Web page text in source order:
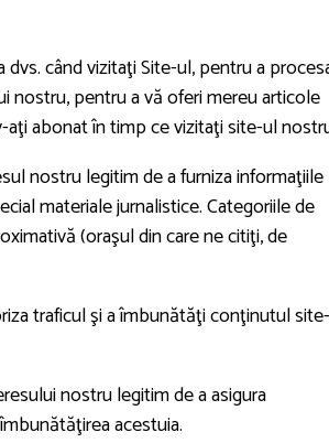
când vizitaţi Site-ul, pentru a
nostru, pentru a vă oferi mereu articole
abonat în timp ce vizitaţi site-ul
nostru legitim de a furniza informaţiile
materiale jurnalistice. Categoriile de
(oraşul din care ne citiţi, de
traficul şi a îmbunătăţi conţinutul site-
nostru legitim de a asigura
acestuia.